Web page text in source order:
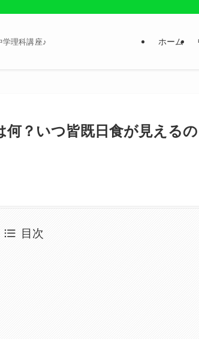
学理科講座♪ ホーム
何？いつ皆既日食が見えるの
目次